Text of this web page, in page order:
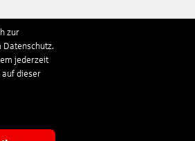
zur
Datenschutz.
jederzeit
auf dieser